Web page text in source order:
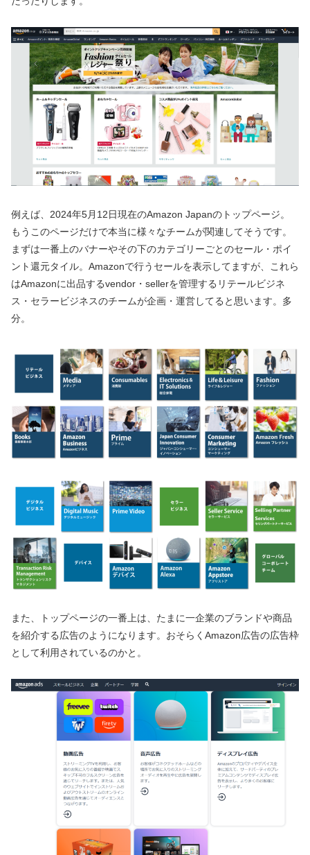
例えば、2024年5月12日現在のAmazon Japanのトップページ。
もうこのページだけで本当に様々なチームが関連してそうです。
まずは一番上のバナーやその下のカテゴリーごとのセール・ポイ
ント還元タイル。Amazonで行うセールを表示してますが、これら
はAmazonに出品するvendor・sellerを管理するリテールビジネ
ス・セラービジネスのチームが企画・運営してると思います。多
分。
また、トップページの一番上は、たまに一企業のブランドや商品
を紹介する広告のようになります。おそらくAmazon広告の広告枠
として利用されているのかと。